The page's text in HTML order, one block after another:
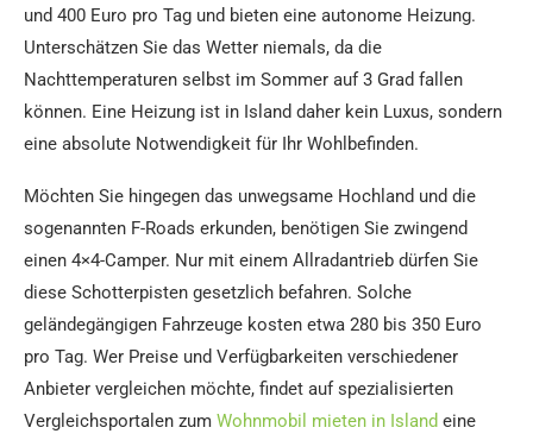
und 400 Euro pro Tag und bieten eine autonome Heizung.
Unterschätzen Sie das Wetter niemals, da die
Nachttemperaturen selbst im Sommer auf 3 Grad fallen
können. Eine Heizung ist in Island daher kein Luxus, sondern
eine absolute Notwendigkeit für Ihr Wohlbefinden.
Möchten Sie hingegen das unwegsame Hochland und die
sogenannten F-Roads erkunden, benötigen Sie zwingend
einen 4×4-Camper. Nur mit einem Allradantrieb dürfen Sie
diese Schotterpisten gesetzlich befahren. Solche
geländegängigen Fahrzeuge kosten etwa 280 bis 350 Euro
pro Tag. Wer Preise und Verfügbarkeiten verschiedener
Anbieter vergleichen möchte, findet auf spezialisierten
Vergleichsportalen zum Wohnmobil mieten in Island eine